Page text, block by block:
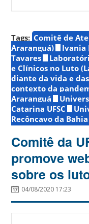
Tags: Comitê de
Araranguá)
Ivania
Tavares
e Clínicos no Luto
diante da vida e
contexto da
Araranguá
Catarina UFSC
Recôncavo da Bahia
Comitê da
promove
sobre os
04/08/2020 17:23